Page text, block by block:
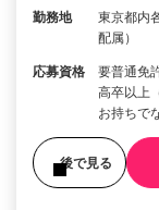
勤務地
東京都内
配属）
応募資格
要普通免
高卒以上
お持ちで
後で見る